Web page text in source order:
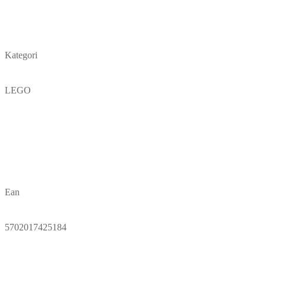
Kategori
LEGO
Ean
5702017425184